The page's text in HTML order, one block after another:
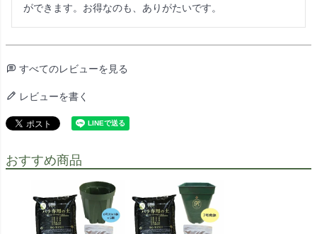
すべてのレビューを見る
レビューを書く
おすすめ商品